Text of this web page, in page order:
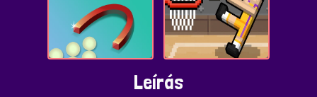
Leírás